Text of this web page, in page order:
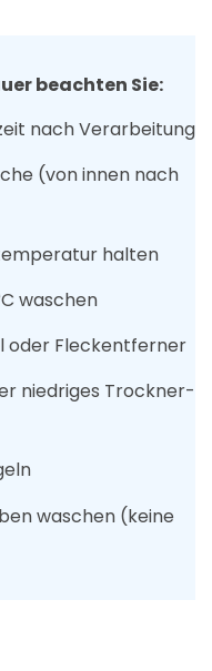
beachten Sie:
nach Verarbeitung
(von innen nach
halten
waschen
oder Fleckentferner
niedriges Trockner-
waschen (keine